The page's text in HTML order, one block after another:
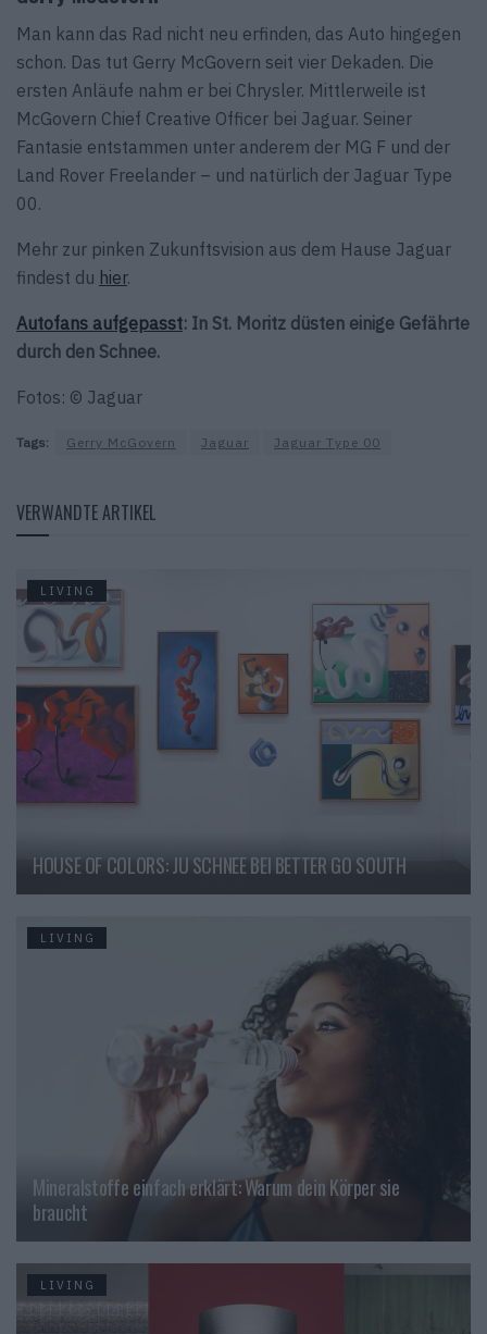
Man kann das Rad nicht neu erfinden, das Auto hingegen
schon. Das tut Gerry McGovern seit vier Dekaden. Die
ersten Anläufe nahm er bei Chrysler. Mittlerweile ist
McGovern Chief Creative Officer bei Jaguar. Seiner
Fantasie entstammen unter anderem der MG F und der
Land Rover Freelander – und natürlich der Jaguar Type
00.
Mehr zur pinken Zukunftsvision aus dem Hause Jaguar
findest du hier.
Autofans aufgepasst: In St. Moritz düsten einige Gefährte
durch den Schnee.
Fotos: © Jaguar
Tags: Gerry McGovern Jaguar Jaguar Type 00
VERWANDTE ARTIKEL
LIVING
HOUSE OF COLORS: JU SCHNEE BEI BETTER GO SOUTH
LIVING
Mineralstoffe einfach erklärt: Warum dein Körper sie
braucht
LIVING